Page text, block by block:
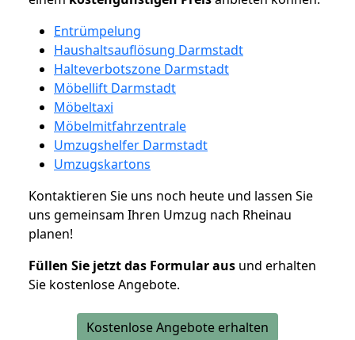
Entrümpelung
Haushaltsauflösung Darmstadt
Halteverbotszone Darmstadt
Möbellift Darmstadt
Möbeltaxi
Möbelmitfahrzentrale
Umzugshelfer Darmstadt
Umzugskartons
Kontaktieren Sie uns noch heute und lassen Sie
uns gemeinsam Ihren Umzug nach Rheinau
planen!
Füllen Sie jetzt das Formular aus und erhalten
Sie kostenlose Angebote.
Kostenlose Angebote erhalten